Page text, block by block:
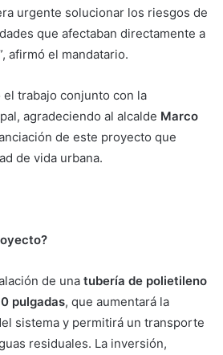
urgente solucionar los riesgos de
que afectaban directamente a
afirmó el mandatario.
trabajo conjunto con la
agradeciendo al alcalde Marco
de este proyecto que
de vida urbana.
de una tubería de polietileno
pulgadas, que aumentará la
sistema y permitirá un transporte
residuales. La inversión,